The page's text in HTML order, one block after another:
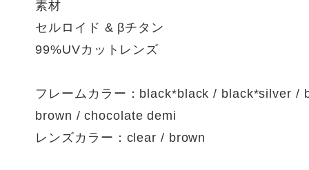
素材
セルロイド & βチタン
99%UVカットレンズ
フレームカラー：black*black / black*silver /
brown / chocolate demi
レンズカラー：clear / brown